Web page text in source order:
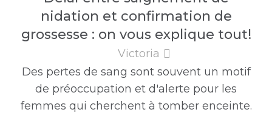
nidation et confirmation de
grossesse : on vous explique tout!
Victoria
Des pertes de sang sont souvent un motif
de préoccupation et d'alerte pour les
femmes qui cherchent à tomber enceinte.